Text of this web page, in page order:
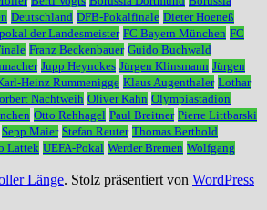
Deutschland DFB-Pokalfinale Dieter Hoeneß
der Landesmeister FC Bayern München FC
Franz Beckenbauer Guido Buchwald
Jupp Heynckes Jürgen Klinsmann Jürgen
Heinz Rummenigge Klaus Augenthaler Lothar
Nachtweih Oliver Kahn Olympiastadion
Otto Rehhagel Paul Breitner Pierre Littbarski
Sepp Maier Stefan Reuter Thomas Berthold
Lattek UEFA-Pokal Werder Bremen Wolfgang
Länge. Stolz präsentiert von WordPress